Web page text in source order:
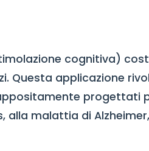
cognitiva)
Questa applicazione
progettati
malattia di